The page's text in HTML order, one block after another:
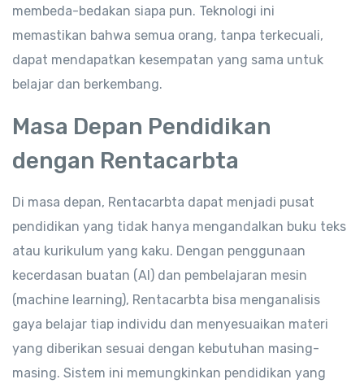
membeda-bedakan siapa pun. Teknologi ini
memastikan bahwa semua orang, tanpa terkecuali,
dapat mendapatkan kesempatan yang sama untuk
belajar dan berkembang.
Masa Depan Pendidikan
dengan Rentacarbta
Di masa depan, Rentacarbta dapat menjadi pusat
pendidikan yang tidak hanya mengandalkan buku teks
atau kurikulum yang kaku. Dengan penggunaan
kecerdasan buatan (AI) dan pembelajaran mesin
(machine learning), Rentacarbta bisa menganalisis
gaya belajar tiap individu dan menyesuaikan materi
yang diberikan sesuai dengan kebutuhan masing-
masing. Sistem ini memungkinkan pendidikan yang